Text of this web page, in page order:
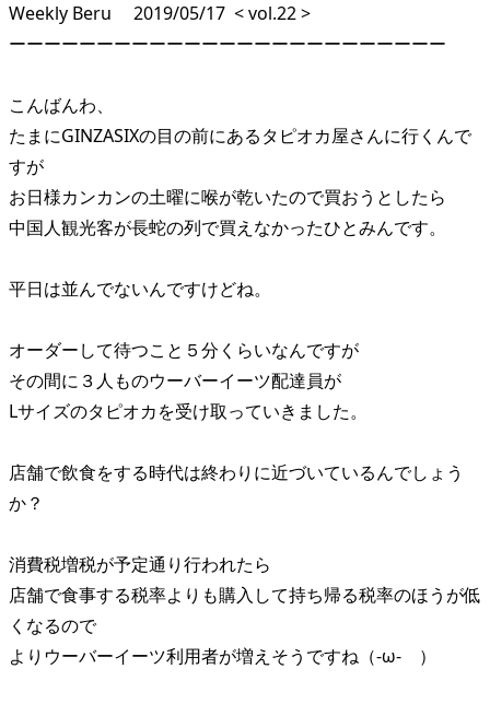
Weekly Beru 2019/05/17 < vol.22 >
ーーーーーーーーーーーーーーーーーーーーーーーーー
こんばんわ、
たまにGINZASIXの目の前にあるタピオカ屋さんに行くんで
すが
お日様カンカンの土曜に喉が乾いたので買おうとしたら
中国人観光客が長蛇の列で買えなかったひとみんです。
平日は並んでないんですけどね。
オーダーして待つこと５分くらいなんですが
その間に３人ものウーバーイーツ配達員が
Lサイズのタピオカを受け取っていきました。
店舗で飲食をする時代は終わりに近づいているんでしょう
か？
消費税増税が予定通り行われたら
店舗で食事する税率よりも購入して持ち帰る税率のほうが低
くなるので
よりウーバーイーツ利用者が増えそうですね（-ω- ）